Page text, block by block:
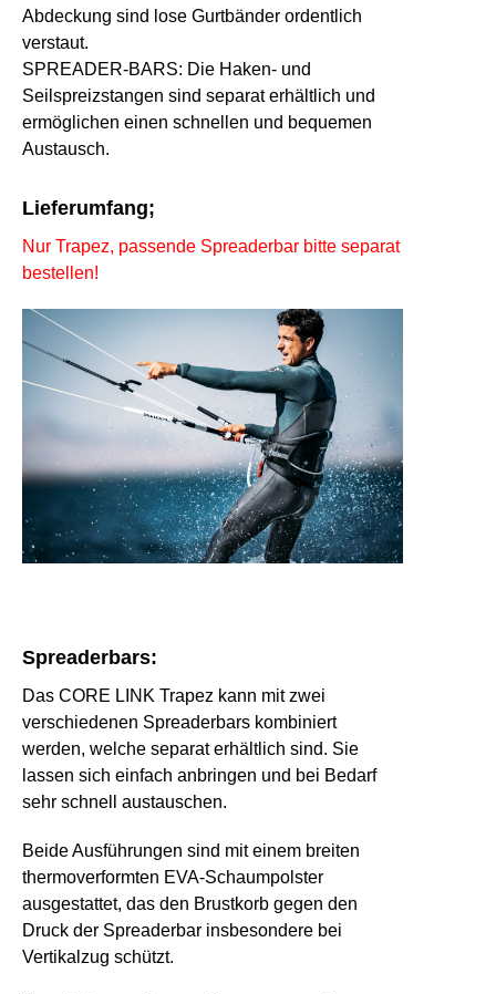
Abdeckung sind lose Gurtbänder ordentlich
verstaut.
SPREADER-BARS: Die Haken- und
Seilspreizstangen sind separat erhältlich und
ermöglichen einen schnellen und bequemen
Austausch.
Lieferumfang;
Nur Trapez, passende Spreaderbar bitte separat
bestellen!
Spreaderbars:
Das CORE LINK Trapez kann mit zwei
verschiedenen Spreaderbars kombiniert
werden, welche separat erhältlich sind. Sie
lassen sich einfach anbringen und bei Bedarf
sehr schnell austauschen.
Beide Ausführungen sind mit einem breiten
thermoverformten EVA-Schaumpolster
ausgestattet, das den Brustkorb gegen den
Druck der Spreaderbar insbesondere bei
Vertikalzug schützt.